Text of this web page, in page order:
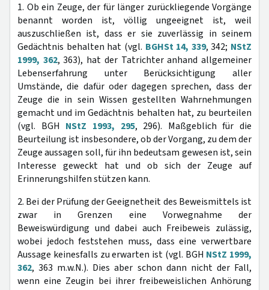
1. Ob ein Zeuge, der für länger zurückliegende Vorgänge
benannt worden ist, völlig ungeeignet ist, weil
auszuschließen ist, dass er sie zuverlässig in seinem
Gedächtnis behalten hat (vgl. BGHSt 14, 339, 342; NStZ
1999, 362, 363), hat der Tatrichter anhand allgemeiner
Lebenserfahrung unter Berücksichtigung aller
Umstände, die dafür oder dagegen sprechen, dass der
Zeuge die in sein Wissen gestellten Wahrnehmungen
gemacht und im Gedächtnis behalten hat, zu beurteilen
(vgl. BGH NStZ 1993, 295, 296). Maßgeblich für die
Beurteilung ist insbesondere, ob der Vorgang, zu dem der
Zeuge aussagen soll, für ihn bedeutsam gewesen ist, sein
Interesse geweckt hat und ob sich der Zeuge auf
Erinnerungshilfen stützen kann.
2. Bei der Prüfung der Geeignetheit des Beweismittels ist
zwar in Grenzen eine Vorwegnahme der
Beweiswürdigung und dabei auch Freibeweis zulässig,
wobei jedoch feststehen muss, dass eine verwertbare
Aussage keinesfalls zu erwarten ist (vgl. BGH NStZ 1999,
362, 363 m.w.N.). Dies aber schon dann nicht der Fall,
wenn eine Zeugin bei ihrer freibeweislichen Anhörung